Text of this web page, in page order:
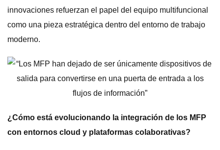
innovaciones refuerzan el papel del equipo multifuncional
como una pieza estratégica dentro del entorno de trabajo
moderno.
¿Cómo está evolucionando la integración de los MFP
con entornos cloud y plataformas colaborativas?